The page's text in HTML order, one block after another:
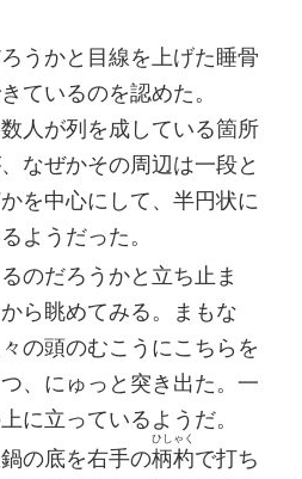
うかと目線を上げた睡骨
ているのを認めた。
人が列を成している箇所
なぜかその周辺は一段と
を中心にして、半円状に
ようだった。
のだろうかと立ち止ま
ら眺めてみる。まもな
の頭のむこうにこちらを
、にゅっと突き出た。一
に立っているようだ。
の底を右手の柄杓
ひしゃく
で打ち